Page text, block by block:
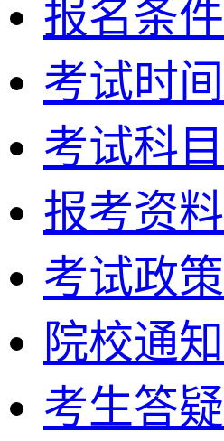
报名条件
考试时间
考试科目
报考资料
考试政策
院校通知
考生答疑